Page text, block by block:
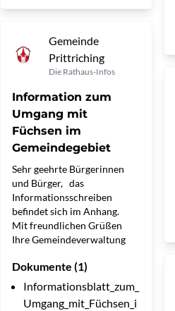
Gemeinde
Prittriching
Die Rathaus-Infos
Information zum
Umgang mit
Füchsen im
Gemeindegebiet
Sehr geehrte Bürgerinnen
und Bürger, das
Informationsschreiben
befindet sich im Anhang.
Mit freundlichen Grüßen
Ihre Gemeindeverwaltung
Dokumente (1)
Informationsblatt_zum_
Umgang_mit_Füchsen_i